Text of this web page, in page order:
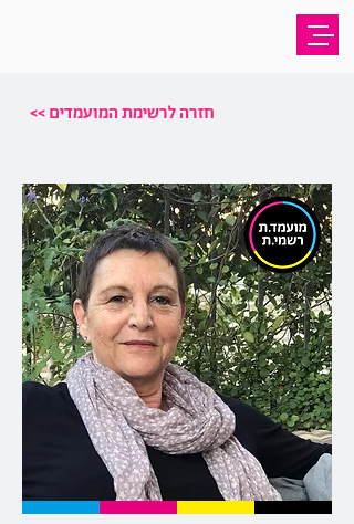
<< חזרה לרשימת המועמדים